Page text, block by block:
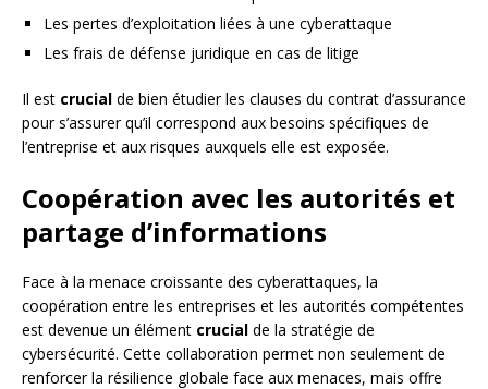
Les pertes d’exploitation liées à une cyberattaque
Les frais de défense juridique en cas de litige
Il est crucial de bien étudier les clauses du contrat d’assurance
pour s’assurer qu’il correspond aux besoins spécifiques de
l’entreprise et aux risques auxquels elle est exposée.
Coopération avec les autorités et
partage d’informations
Face à la menace croissante des cyberattaques, la
coopération entre les entreprises et les autorités compétentes
est devenue un élément crucial de la stratégie de
cybersécurité. Cette collaboration permet non seulement de
renforcer la résilience globale face aux menaces, mais offre